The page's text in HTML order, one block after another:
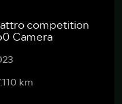
competition
Camera
km